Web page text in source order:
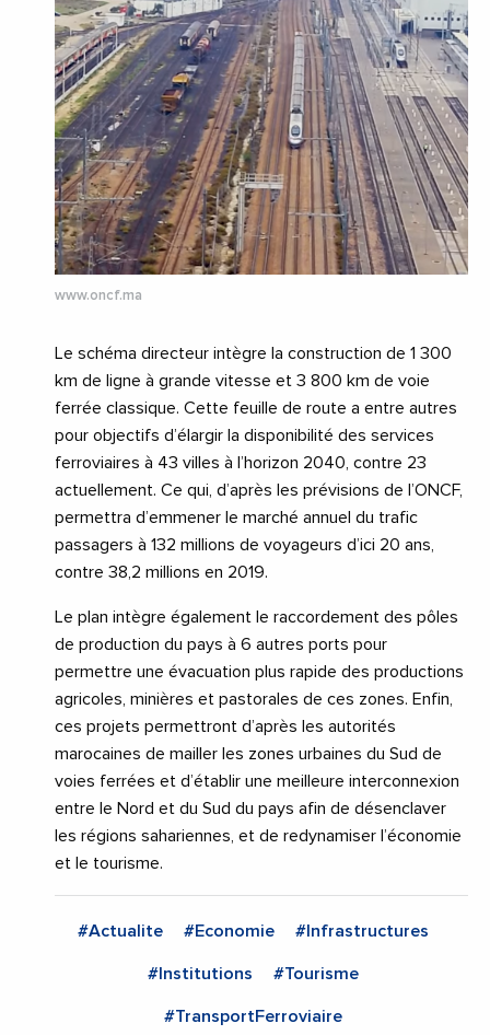
www.oncf.ma
Le schéma directeur intègre la construction de 1 300
km de ligne à grande vitesse et 3 800 km de voie
ferrée classique. Cette feuille de route a entre autres
pour objectifs d’élargir la disponibilité des services
ferroviaires à 43 villes à l’horizon 2040, contre 23
actuellement. Ce qui, d’après les prévisions de l’ONCF,
permettra d’emmener le marché annuel du trafic
passagers à 132 millions de voyageurs d’ici 20 ans,
contre 38,2 millions en 2019.
Le plan intègre également le raccordement des pôles
de production du pays à 6 autres ports pour
permettre une évacuation plus rapide des productions
agricoles, minières et pastorales de ces zones. Enfin,
ces projets permettront d’après les autorités
marocaines de mailler les zones urbaines du Sud de
voies ferrées et d’établir une meilleure interconnexion
entre le Nord et du Sud du pays afin de désenclaver
les régions sahariennes, et de redynamiser l’économie
et le tourisme.
#Actualite #Economie #Infrastructures
#Institutions #Tourisme
#TransportFerroviaire